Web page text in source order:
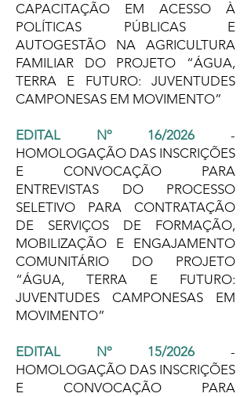
CAPACITAÇÃO EM ACESSO À
POLÍTICAS PÚBLICAS E
AUTOGESTÃO NA AGRICULTURA
FAMILIAR DO PROJETO “ÁGUA,
TERRA E FUTURO: JUVENTUDES
CAMPONESAS EM MOVIMENTO”
EDITAL Nº 16/2026
-
HOMOLOGAÇÃO DAS INSCRIÇÕES
E CONVOCAÇÃO PARA
ENTREVISTAS DO PROCESSO
SELETIVO PARA CONTRATAÇÃO
DE SERVIÇOS DE FORMAÇÃO,
MOBILIZAÇÃO E ENGAJAMENTO
COMUNITÁRIO DO PROJETO
“ÁGUA, TERRA E FUTURO:
JUVENTUDES CAMPONESAS EM
MOVIMENTO”
EDITAL Nº 15/2026
-
HOMOLOGAÇÃO DAS INSCRIÇÕES
E CONVOCAÇÃO PARA